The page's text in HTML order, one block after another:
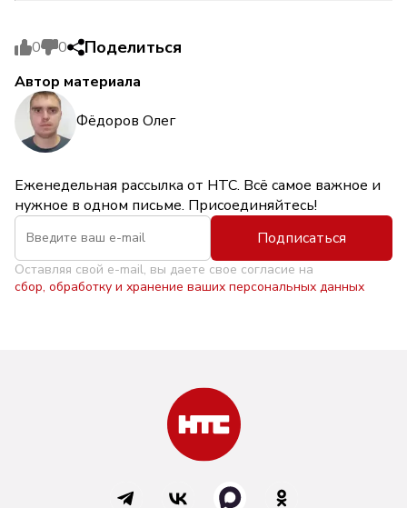
0 0 Поделиться
Автор материала
Фёдоров Олег
Еженедельная рассылка от НТС. Всё самое важное и
нужное в одном письме. Присоединяйтесь!
Подписаться
Оставляя свой e-mail, вы даете свое согласие на
сбор, обработку и хранение ваших персональных данных